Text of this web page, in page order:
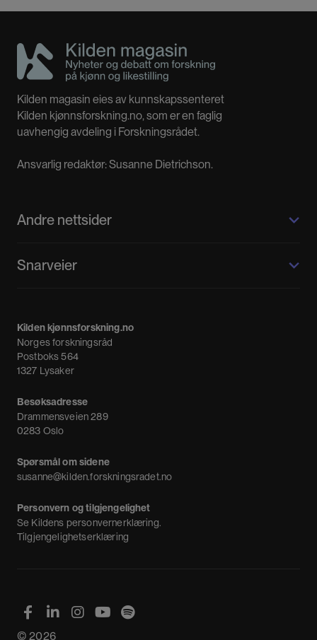
Kilden magasin eies av kunnskapssenteret
Kilden kjønnsforskning.no, som er en faglig
uavhengig avdeling i Forskningsrådet.
Ansvarlig redaktør: Susanne Dietrichson.
Andre nettsider
Kvinnehistorie.no
Snarveier
Nyheter
Nyhetsbrev
Kilden kjønnsforskning.no
Norges forskningsråd
Postboks 564
1327 Lysaker
Besøksadresse
Drammensveien 289
0283 Oslo
Spørsmål om sidene
susanne@kilden.forskningsradet.no
Personvern og tilgjengelighet
Se Kildens personvernerklæring.
Tilgjengelighetserklæring
© 2026